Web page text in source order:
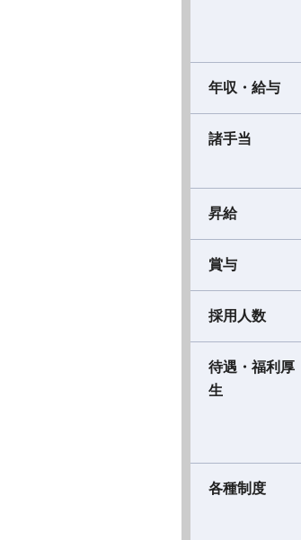
年収・給与
諸手当
昇給
賞与
採用人数
待遇・福利厚
生
各種制度